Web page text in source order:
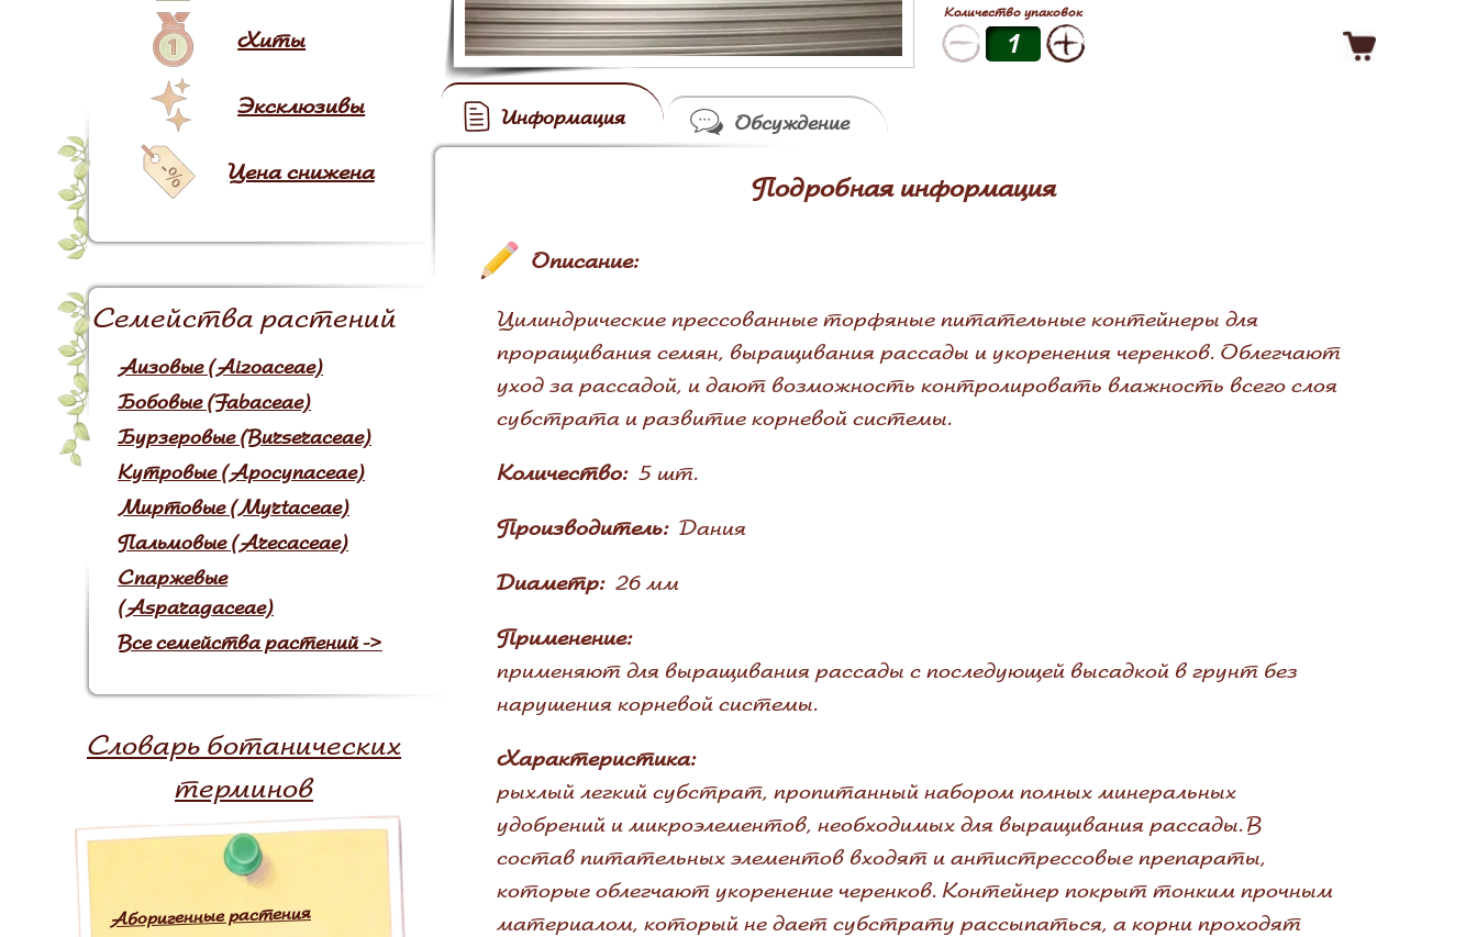
Хиты
Эксклюзивы
Цена снижена
Семейства растений
Аизовые (Aizoaceae)
Бобовые (Fabaceae)
Бурзеровые (Burseraceae)
Кутровые (Apocynaceae)
Миртовые (Myrtаceae)
Пальмовые (Arecaceae)
Спаржевые
(Asparagaceae)
Все семейства растений ->
Словарь ботанических
терминов
Аборигенные растения
Количество упаковок
Информация Обсуждение
Подробная информация
Описание:
Цилиндрические прессованные торфяные питательные контейнеры для
проращивания семян, выращивания рассады и укоренения черенков. Облегчают
уход за рассадой, и дают возможность контролировать влажность всего слоя
субстрата и развитие корневой системы.
Количество: 5 шт.
Производитель: Дания
Диаметр: 26 мм
Применение:
применяют для выращивания рассады с последующей высадкой в грунт без
нарушения корневой системы.
Характеристика:
рыхлый легкий субстрат, пропитанный набором полных минеральных
удобрений и микроэлементов, необходимых для выращивания рассады. В
состав питательных элементов входят и антистрессовые препараты,
которые облегчают укоренение черенков. Контейнер покрыт тонким прочным
материалом, который не дает субстрату рассыпаться, а корни проходят